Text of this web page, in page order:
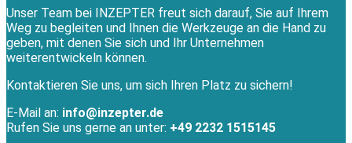
Unser Team bei INZEPTER freut sich darauf, Sie auf Ihrem
Weg zu begleiten und Ihnen die Werkzeuge an die Hand zu
geben, mit denen Sie sich und Ihr Unternehmen
weiterentwickeln können.
Kontaktieren Sie uns, um sich Ihren Platz zu sichern!
E-Mail an: info@inzepter.de
Rufen Sie uns gerne an unter: +49 2232 1515145